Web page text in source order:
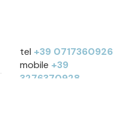
tel +39 0717360926
mobile +39
3276370928